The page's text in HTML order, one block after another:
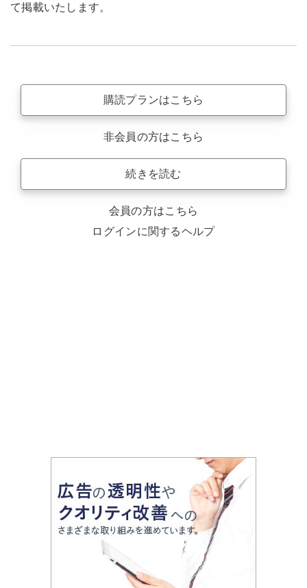
て掲載いたします。
購読プランはこちら
非会員の方はこちら
続きを読む
会員の方はこちら
ログインに関するヘルプ